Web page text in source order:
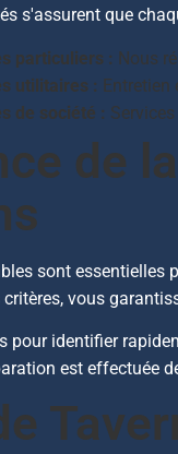
s'assurent que
particuliers : Nous
utilitaires : Entretien
de société :
de
sont essentielles
vous
pour identifier
est effectuée